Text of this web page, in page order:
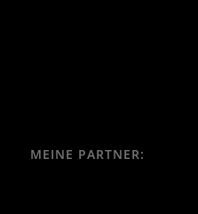
MEINE PARTNER: